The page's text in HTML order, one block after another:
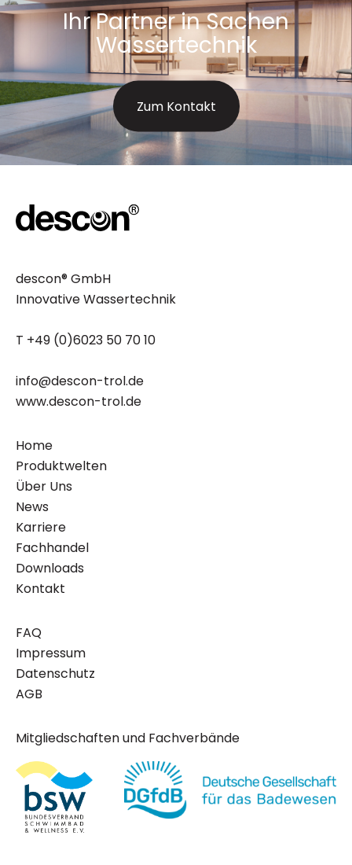
Ihr Partner in Sachen
Wassertechnik
Zum Kontakt
descon® GmbH
Innovative Wassertechnik
T +49 (0)6023 50 70 10
info@descon-trol.de
www.descon-trol.de
Home
Produktwelten
Über Uns
News
Karriere
Fachhandel
Downloads
Kontakt
FAQ
Impressum
Datenschutz
AGB
Mitgliedschaften und Fachverbände